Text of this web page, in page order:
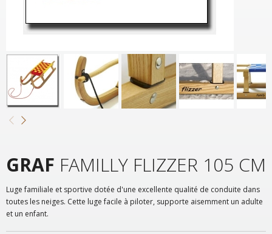
GRAF FAMILLY FLIZZER 105 CM
Luge familiale et sportive dotée d'une excellente qualité de conduite dans
toutes les neiges. Cette luge facile à piloter, supporte aisemment un adulte
et un enfant.